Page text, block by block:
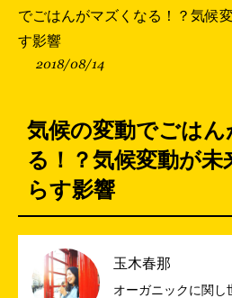
でごはんがマズくなる！？気候
す影響
2018/08/14
気候の変動でごは
る！？気候変動が未
らす影響
玉木春那
オーガニックに関し